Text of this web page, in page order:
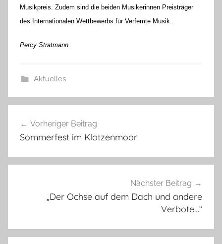
Musikpreis. Zudem sind die beiden Musikerinnen Preisträger
des Internationalen Wettbewerbs für Verfemte Musik.
Percy Stratmann
Aktuelles
Vorheriger Beitrag
Sommerfest im Klotzenmoor
Nächster Beitrag
„Der Ochse auf dem Dach und andere
Verbote…“